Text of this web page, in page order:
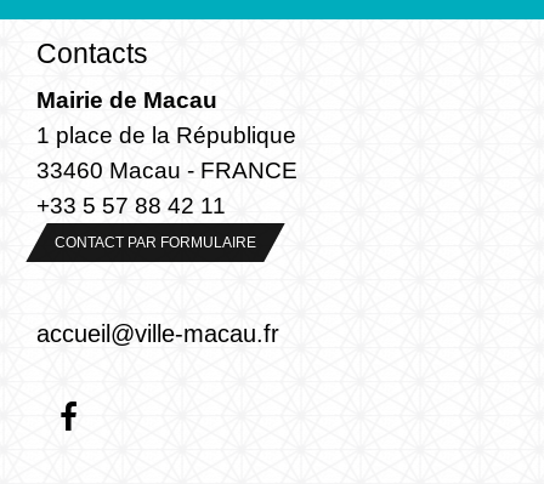
Contacts
Mairie de Macau
1 place de la République
33460 Macau - FRANCE
+33 5 57 88 42 11
CONTACT PAR FORMULAIRE
accueil@ville-macau.fr